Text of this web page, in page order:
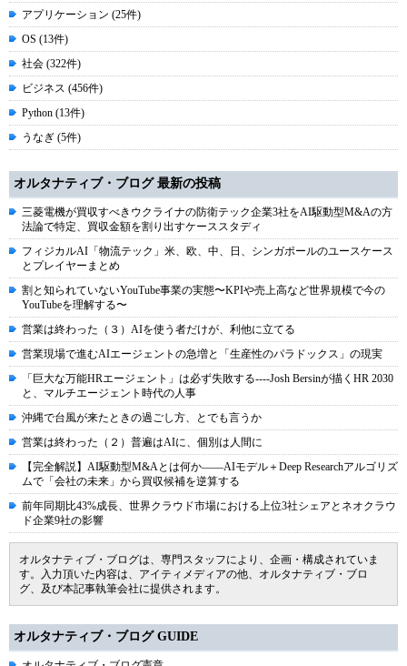
アプリケーション (25件)
OS (13件)
社会 (322件)
ビジネス (456件)
Python (13件)
うなぎ (5件)
オルタナティブ・ブログ 最新の投稿
三菱電機が買収すべきウクライナの防衛テック企業3社をAI駆動型M&Aの方
法論で特定、買収金額を割り出すケーススタディ
フィジカルAI「物流テック」米、欧、中、日、シンガポールのユースケース
とプレイヤーまとめ
割と知られていないYouTube事業の実態〜KPIや売上高など世界規模で今の
YouTubeを理解する〜
営業は終わった（３）AIを使う者だけが、利他に立てる
営業現場で進むAIエージェントの急増と「生産性のパラドックス」の現実
「巨大な万能HRエージェント」は必ず失敗する----Josh Bersinが描くHR 2030
と、マルチエージェント時代の人事
沖縄で台風が来たときの過ごし方、とでも言うか
営業は終わった（２）普遍はAIに、個別は人間に
【完全解説】AI駆動型M&Aとは何か――AIモデル＋Deep Researchアルゴリズ
ムで「会社の未来」から買収候補を逆算する
前年同期比43%成長、世界クラウド市場における上位3社シェアとネオクラウ
ド企業9社の影響
オルタナティブ・ブログは、専門スタッフにより、企画・構成されていま
す。入力頂いた内容は、アイティメディアの他、オルタナティブ・ブロ
グ、及び本記事執筆会社に提供されます。
オルタナティブ・ブログ GUIDE